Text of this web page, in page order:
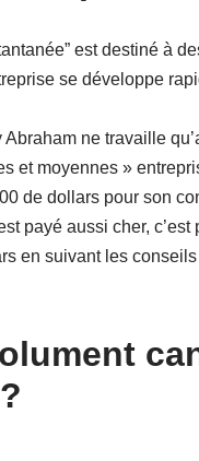
est destiné à
se développe
ne travaille
et moyennes »
de dollars pour son
payé aussi cher,
en suivant les